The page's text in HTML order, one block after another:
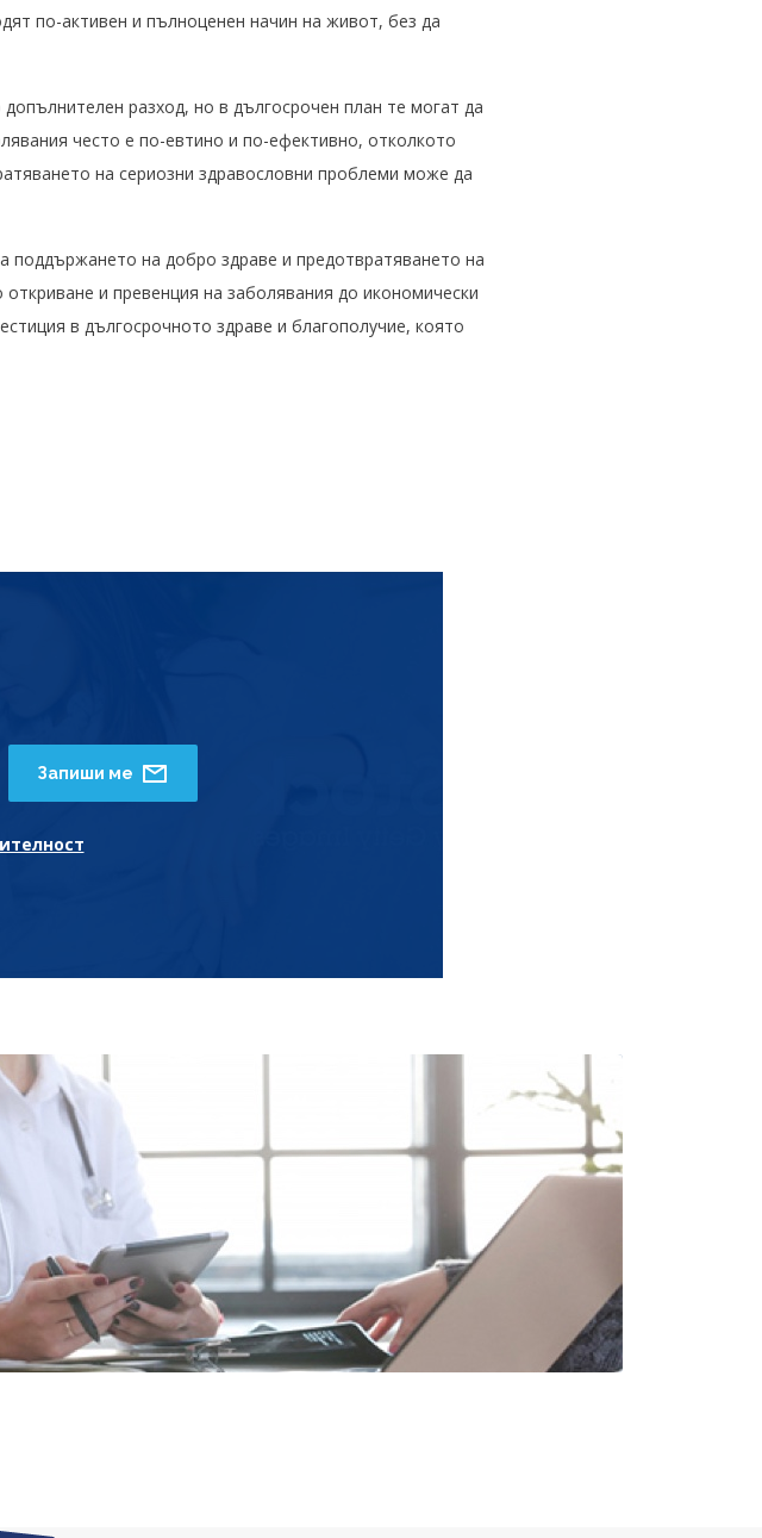
по-активен и пълноценен начин на живот, без да
разход, но в дългосрочен план те могат да
често е по-евтино и по-ефективно, отколкото
на сериозни здравословни проблеми може да
на добро здраве и предотвратяването на
и превенция на заболявания до икономически
в дългосрочното здраве и благополучие, която
Запиши ме